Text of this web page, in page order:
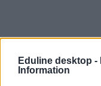
Eduline desktop -
Information